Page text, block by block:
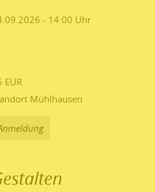
- 14:00
EUR
Mühlhausen